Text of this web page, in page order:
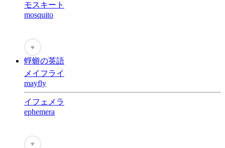
モスキート
mosquito
♥
蜉蝣の英語
メイフライ
mayfly
イフェメラ
ephemera
♥